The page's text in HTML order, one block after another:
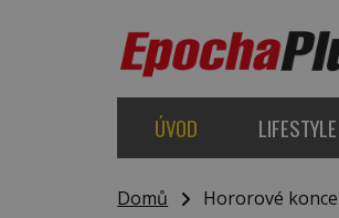
ÚVOD LIFESTYLE
Domů Hororové